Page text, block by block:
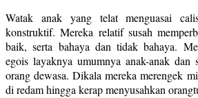
Watak anak yang telat menguasai
konstruktif. Mereka relatif susah
baik, serta bahaya dan tidak bahaya.
egois layaknya umumnya anak-anak dan
orang dewasa. Dikala mereka merengek
di redam hingga kerap menyusahkan